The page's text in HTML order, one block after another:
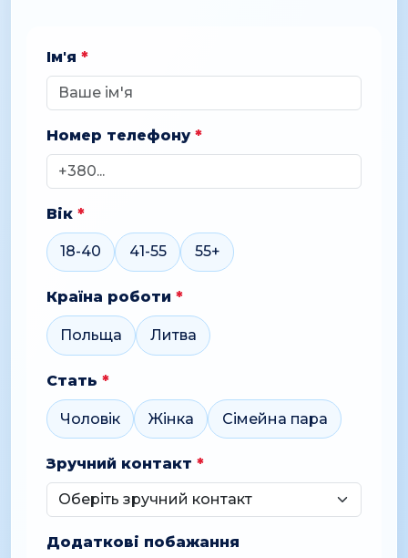
Ім'я *
Номер телефону *
Вік *
18-40 41-55 55+
Країна роботи *
Польща Литва
Стать *
Чоловік Жінка Сімейна пара
Зручний контакт *
Додаткові побажання